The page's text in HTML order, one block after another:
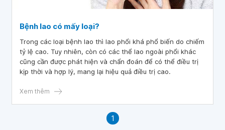
Bệnh lao có mấy loại?
Trong các loại bệnh lao thì lao phổi khá phổ biến do chiếm
tỷ lệ cao. Tuy nhiên, còn có các thể lao ngoài phổi khác
cũng cần được phát hiện và chẩn đoán để có thể điều trị
kịp thời và hợp lý, mang lại hiệu quả điều trị cao.
Xem thêm
1